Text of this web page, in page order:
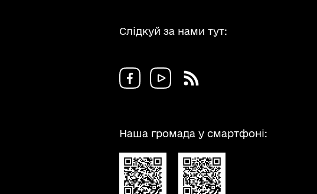
Слідкуй за нами тут:
Наша громада у смартфоні: